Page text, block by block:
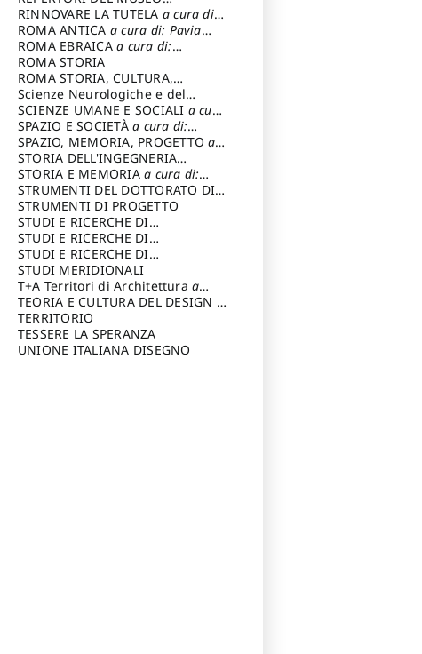
CENTRALE DEL RISORGIMENTOa
cura di: Pizzo Marco
RINNOVARE LA TUTELA a cura di:
Cicalò Enrico
ROMA ANTICA a cura di: Pavia
Carlo
ROMA EBRAICAa cura di:
Procaccia Claudio
ROMA STORIA
ROMA STORIA, CULTURA,
IMMAGINEa cura di: Fagiolo
Marcello
Scienze Neurologiche e del
Comportamento
SCIENZE UMANE E SOCIALI a cura
di: Iannizzi Salvatore
SPAZIO E SOCIETÀa cura di:
Cassetti Roberto
SPAZIO, MEMORIA, PROGETTOa
cura di: Rossi Massimo
STORIA DELL'INGEGNERIA
STRUTTURALE IN ITALIAa cura di:
Poretti Sergio
STORIA E MEMORIAa cura di:
Rossi Lauro
STRUMENTI DEL DOTTORATO DI
RICERCA IN RILIEVO E
RAPPRESENTAZIONE
DELL’ARCHITETTURA E
DELL’AMBIENTEa cura di: Migliari
Riccardo
STRUMENTI DI PROGETTO
STUDI E RICERCHE DI
ARCHEOLOGIA IN SICILIA
di: Pelagatti Paola
STUDI E RICERCHE DI
ARCHITETTURA del Dipartimento
di Architettura Università degli
Studi G. d' Annunzio
STUDI E RICERCHE DI
ARCHITETTURA del Dipartimento
di Architettura Università degli
Studi G. d' Annunzio, Chieti-
Pescaraa cura di: Fusero Paolo
STUDI MERIDIONALI
T+A Territori di Architetturaa
cura di: Ramazzotti Luigi
TEORIA E CULTURA DEL DESIGN a
cura di: Furlanis Giuseppe
TERRITORIO
TESSERE LA SPERANZA
UNIONE ITALIANA DISEGNO